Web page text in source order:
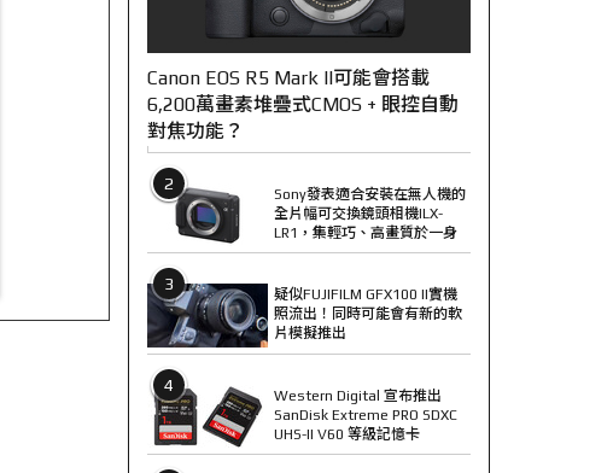
Canon EOS R5 Mark II可能會搭載
6,200萬畫素堆疊式CMOS + 眼控自動
對焦功能？
2
Sony發表適合安裝在無人機的
全片幅可交換鏡頭相機ILX-
LR1，集輕巧、高畫質於一身
3
疑似FUJIFILM GFX100 II實機
照流出！同時可能會有新的軟
片模擬推出
4
Western Digital 宣布推出
SanDisk Extreme PRO SDXC
UHS-II V60 等級記憶卡